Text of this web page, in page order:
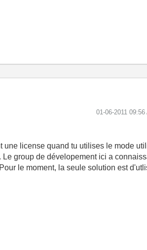
‎01-06-2011 09:56
license quand tu utilises le mode
group de dévelopement ici a
le moment, la seule solution est